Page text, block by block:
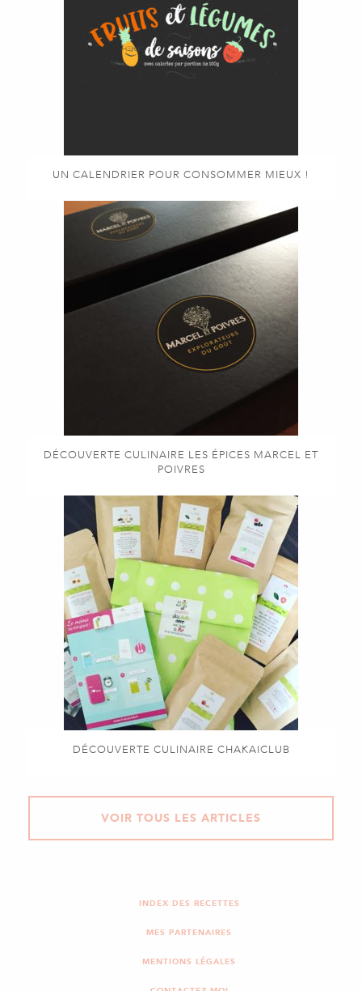
UN CALENDRIER POUR CONSOMMER MIEUX !
DÉCOUVERTE CULINAIRE LES ÉPICES MARCEL ET
POIVRES
DÉCOUVERTE CULINAIRE CHAKAICLUB
VOIR TOUS LES ARTICLES
INDEX DES RECETTES
MES PARTENAIRES
MENTIONS LÉGALES